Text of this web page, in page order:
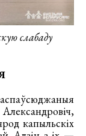
слабаду
капыльскіх